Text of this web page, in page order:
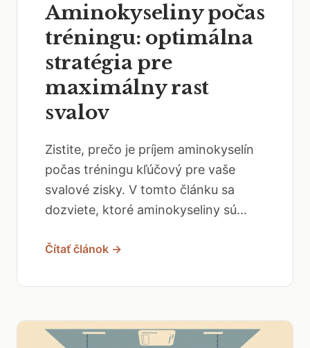
Aminokyseliny počas
tréningu: optimálna
stratégia pre
maximálny rast
svalov
Zistite, prečo je príjem aminokyselín
počas tréningu kľúčový pre vaše
svalové zisky. V tomto článku sa
dozviete, ktoré aminokyseliny sú...
Čítať článok →